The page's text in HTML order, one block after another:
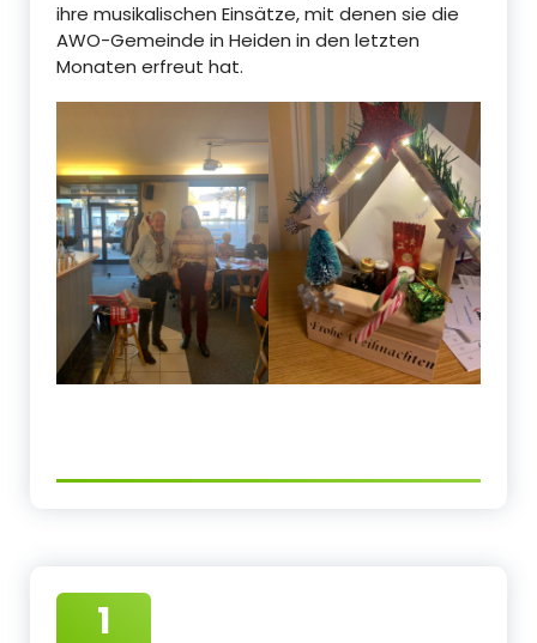
ihre musikalischen Einsätze, mit denen sie die
AWO-Gemeinde in Heiden in den letzten
Monaten erfreut hat.
1